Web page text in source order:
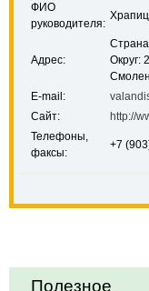
ФИО
руководителя:
Адрес:
Округ:
E-mail:
Сайт:
http://
Телефоны,
факсы:
+7
Полезное